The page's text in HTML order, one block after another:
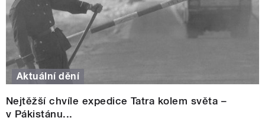
Aktuální dění
Nejtěžší chvíle expedice Tatra kolem světa –
v Pákistánu...